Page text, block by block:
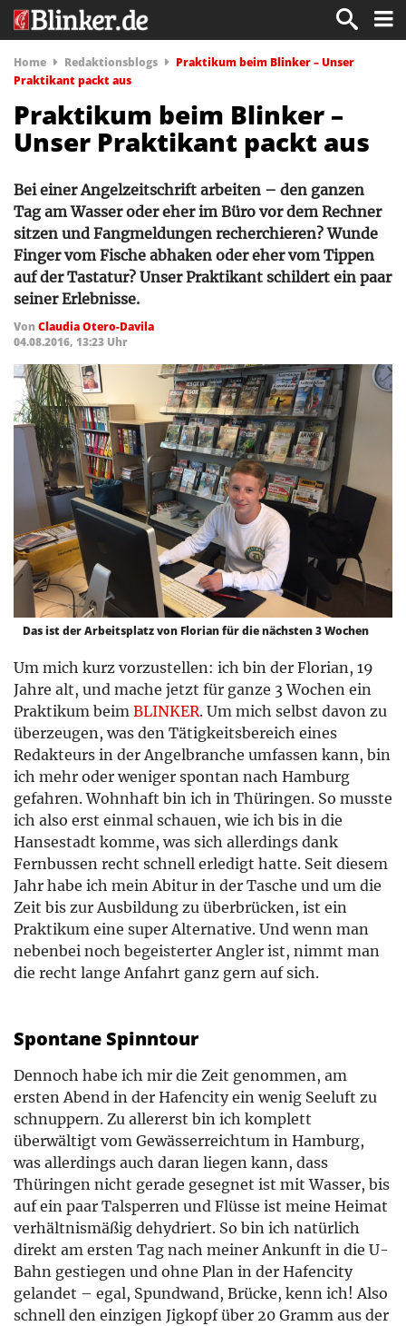
Home Redaktionsblogs
Praktikum beim Blinker – Unser
Praktikant packt aus
Praktikum beim Blinker –
Unser Praktikant packt aus
Bei einer Angelzeitschrift arbeiten – den ganzen
Tag am Wasser oder eher im Büro vor dem Rechner
sitzen und Fangmeldungen recherchieren? Wunde
Finger vom Fische abhaken oder eher vom Tippen
auf der Tastatur? Unser Praktikant schildert ein paar
seiner Erlebnisse.
VonClaudia Otero-Davila
04.08.2016, 13:23 Uhr
Das ist der Arbeitsplatz von Florian für die nächsten 3 Wochen
Um mich kurz vorzustellen: ich bin der Florian, 19
Jahre alt, und mache jetzt für ganze 3 Wochen ein
Praktikum beim BLINKER. Um mich selbst davon zu
überzeugen, was den Tätigkeitsbereich eines
Redakteurs in der Angelbranche umfassen kann, bin
ich mehr oder weniger spontan nach Hamburg
gefahren. Wohnhaft bin ich in Thüringen. So musste
ich also erst einmal schauen, wie ich bis in die
Hansestadt komme, was sich allerdings dank
Fernbussen recht schnell erledigt hatte. Seit diesem
Jahr habe ich mein Abitur in der Tasche und um die
Zeit bis zur Ausbildung zu überbrücken, ist ein
Praktikum eine super Alternative. Und wenn man
nebenbei noch begeisterter Angler ist, nimmt man
die recht lange Anfahrt ganz gern auf sich.
Spontane Spinntour
Dennoch habe ich mir die Zeit genommen, am
ersten Abend in der Hafencity ein wenig Seeluft zu
schnuppern. Zu allererst bin ich komplett
überwältigt vom Gewässerreichtum in Hamburg,
was allerdings auch daran liegen kann, dass
Thüringen nicht gerade gesegnet ist mit Wasser, bis
auf ein paar Talsperren und Flüsse ist meine Heimat
verhältnismäßig dehydriert. So bin ich natürlich
direkt am ersten Tag nach meiner Ankunft in die U-
Bahn gestiegen und ohne Plan in der Hafencity
gelandet – egal, Spundwand, Brücke, kenn ich! Also
schnell den einzigen Jigkopf über 20 Gramm aus der